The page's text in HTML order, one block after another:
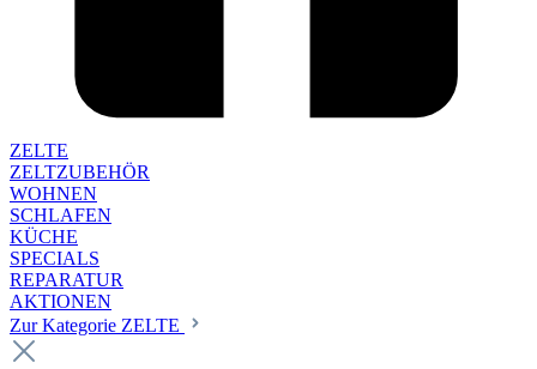
ZELTE
ZELTZUBEHÖR
WOHNEN
SCHLAFEN
KÜCHE
SPECIALS
REPARATUR
AKTIONEN
Zur Kategorie ZELTE